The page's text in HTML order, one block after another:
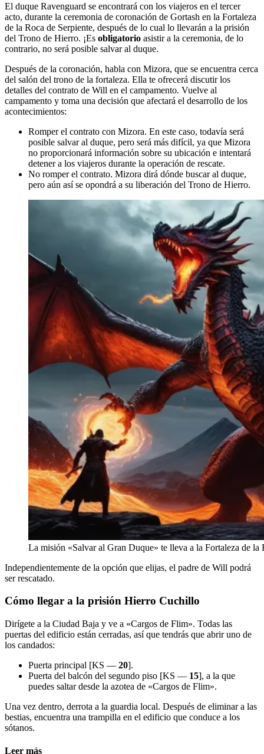
El duque Ravenguard se encontrará con los viajeros en el tercer
acto, durante la ceremonia de coronación de Gortash en la Fortaleza
de la Roca de Serpiente, después de lo cual lo llevarán a la prisión
del Trono de Hierro. ¡Es obligatorio asistir a la ceremonia, de lo
contrario, no será posible salvar al duque.
Después de la coronación, habla con Mizora, que se encuentra cerca
del salón del trono de la fortaleza. Ella te ofrecerá discutir los
detalles del contrato de Will en el campamento. Vuelve al
campamento y toma una decisión que afectará el desarrollo de los
acontecimientos:
Romper el contrato con Mizora. En este caso, todavía será
posible salvar al duque, pero será más difícil, ya que Mizora
no proporcionará información sobre su ubicación e intentará
detener a los viajeros durante la operación de rescate.
No romper el contrato. Mizora dirá dónde buscar al duque,
pero aún así se opondrá a su liberación del Trono de Hierro.
La misión «Salvar al Gran Duque» te lleva a la Fortaleza de la
Independientemente de la opción que elijas, el padre de Will podrá
ser rescatado.
Cómo llegar a la prisión Hierro Cuchillo
Dirígete a la Ciudad Baja y ve a «Cargos de Flim». Todas las
puertas del edificio están cerradas, así que tendrás que abrir uno de
los candados:
Puerta principal [KS — 20].
Puerta del balcón del segundo piso [KS — 15], a la que
puedes saltar desde la azotea de «Cargos de Flim».
Una vez dentro, derrota a la guardia local. Después de eliminar a las
bestias, encuentra una trampilla en el edificio que conduce a los
sótanos.
Leer más